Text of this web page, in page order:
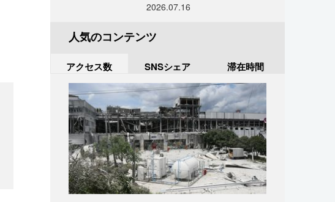
2026.07.16
人気のコンテンツ
アクセス数 SNSシェア 滞在時間